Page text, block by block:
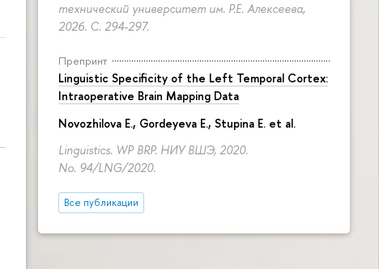
технический университет им. Р.Е. Алексеева,
2026. С. 294-297.
Препринт
Linguistic Specificity of the Left Temporal Cortex:
Intraoperative Brain Mapping Data
Novozhilova E., Gordeyeva E., Stupina E. et al.
Linguistics. WP BRP. НИУ ВШЭ, 2020.
No. 94/LNG/2020.
Все публикации